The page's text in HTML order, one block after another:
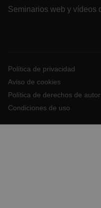
Seminarios web y vídeos
Política de privacidad
Aviso de cookies
Política de derechos de autor
Condiciones de uso
customer_id